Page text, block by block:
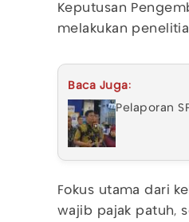
Keputusan
melakukan
Baca Juga:
Pelaporan
Fokus utama dari
wajib pajak patuh,